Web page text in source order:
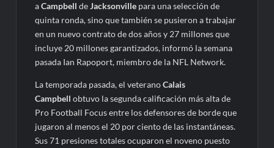
aCampbell deJacksonville para una selección de
quinta ronda, sino que también se pusieron a trabajar
en un nuevo contrato de dos años y 27 millones que
incluye 20 millones garantizados, informó la semana
pasada Ian Rapoport, miembro de la NFL Network.
La temporada pasada, el veteranoCalais
Campbell obtuvo la segunda calificación más alta de
Pro Football Focus entre los defensores de borde que
jugaron al menos el 20 por ciento de las instantáneas.
Sus 71 presiones totales ocuparon el noveno puesto